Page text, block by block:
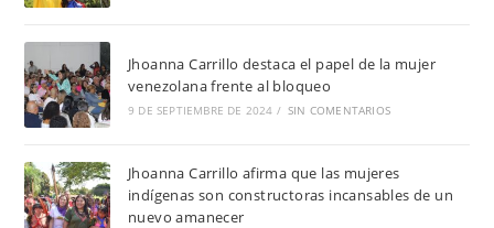
Jhoanna Carrillo destaca el papel de la mujer
venezolana frente al bloqueo
9 DE SEPTIEMBRE DE 2024 / SIN COMENTARIOS
Jhoanna Carrillo afirma que las mujeres
indígenas son constructoras incansables de un
nuevo amanecer